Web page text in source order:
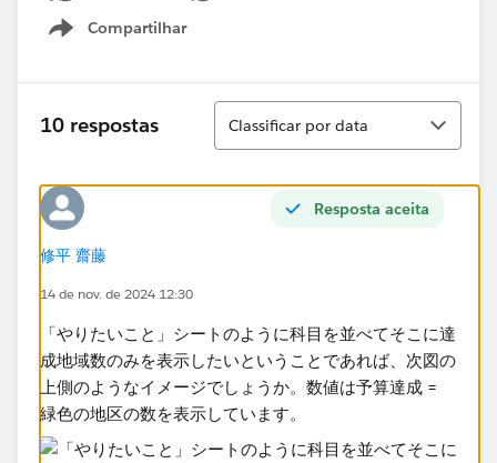
Compartilhar
Show menu
10 respostas
Classificar
Classificar por data
Resposta aceita
修平 齋藤
14 de nov. de 2024 12:30
「やりたいこと」シートのように科目を並べてそこに達
成地域数のみを表示したいということであれば、次図の
上側のようなイメージでしょうか。数値は予算達成 =
緑色の地区の数を表示しています。